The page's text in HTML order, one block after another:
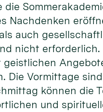
Nachdenken
auch
nicht
geistlichen
Die Vormittage
können die
und